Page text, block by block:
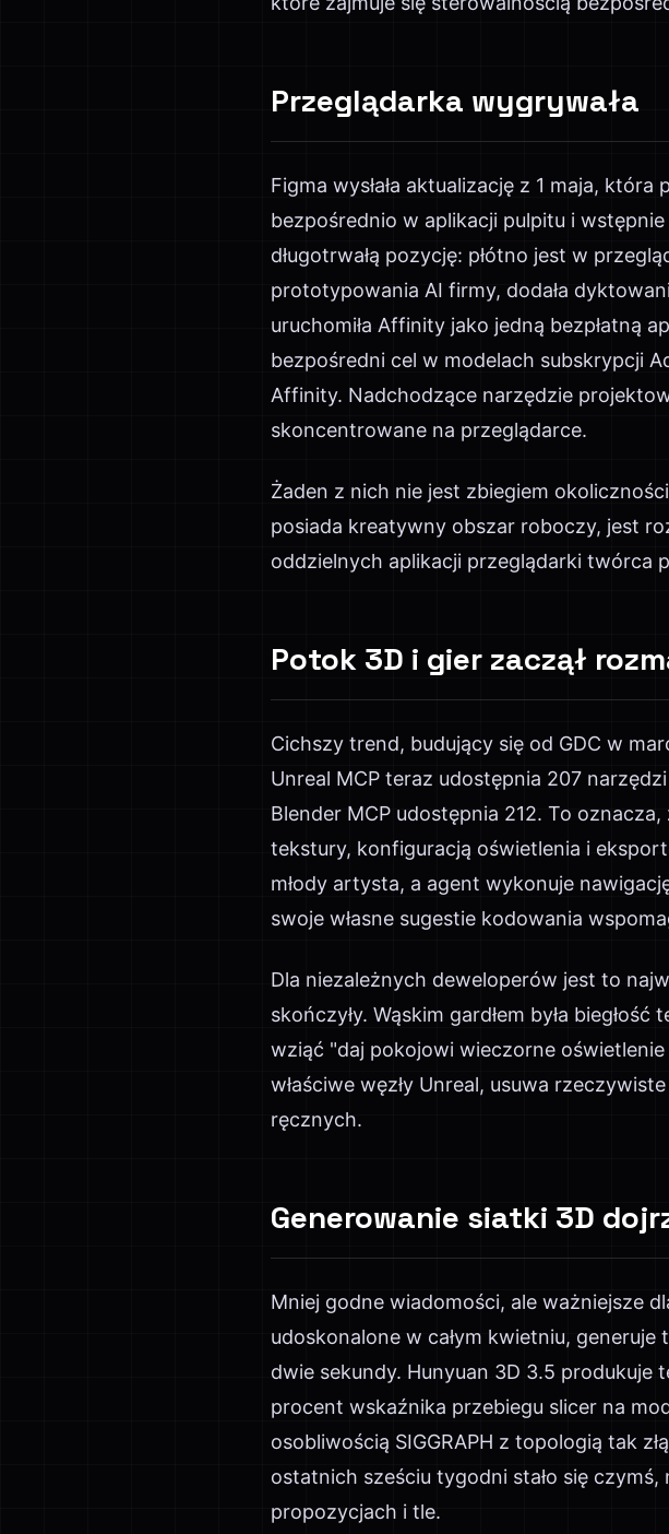
Przeglądarka wygrywała
Figma wysłała aktualizację z 1 maja,
bezpośrednio w aplikacji pulpitu i
długotrwałą pozycję: płótno jest w
prototypowania AI firmy, dodała
uruchomiła Affinity jako jedną bezpłatną
bezpośredni cel w modelach subskrypcji
Affinity. Nadchodzące narzędzie
skoncentrowane na przeglądarce.
Żaden z nich nie jest zbiegiem
posiada kreatywny obszar roboczy, jest
oddzielnych aplikacji przeglądarki twórca
Potok 3D i gier zaczął
Cichszy trend, budujący się od GDC w
Unreal MCP teraz udostępnia 207
Blender MCP udostępnia 212. To
tekstury, konfiguracją oświetlenia i
młody artysta, a agent wykonuje
swoje własne sugestie kodowania
Dla niezależnych deweloperów jest to
skończyły. Wąskim gardłem była
wziąć "daj pokojowi wieczorne oświetlenie
właściwe węzły Unreal, usuwa
ręcznych.
Generowanie siatki 3D
Mniej godne wiadomości, ale ważniejsze
udoskonalone w całym kwietniu,
dwie sekundy. Hunyuan 3D 3.5 produkuje
procent wskaźnika przebiegu slicer na
osobliwością SIGGRAPH z topologią tak
ostatnich sześciu tygodni stało się
propozycjach i tle.